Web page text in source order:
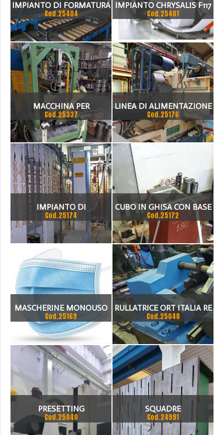
IMPIANTO DI FORMATURA
E ACCOPPIAMENTO
STAFFE
Cod.25404
IMPIANTO CHRYSALIS F117
PER LA PRODUZIONE DI
MASCHERINE
Cod.25401
MACCHINA PER
STRUSIONE PER
REALIZZARE ACCORDI A T
90 GRADI PER CANNE
FUMARIE
Cod.25337
LINEA DI ALIMENTAZIONE
TRANSFERT INDUSTRIES
Cod.25176
IMPIANTO DI
VERNICIATURA
Cod.25174
CUBO IN GHISA CON BASE
FINITA 350X630 GERARDI
53A 180
Cod.25172
MASCHERINE MONOUSO
CHIRURGICHE E FFP2
Cod.25169
RULLATRICE ORT ITALIA RE
12
Cod.25048
PRESETTING
Cod.25040
SQUADRE
Cod.24991